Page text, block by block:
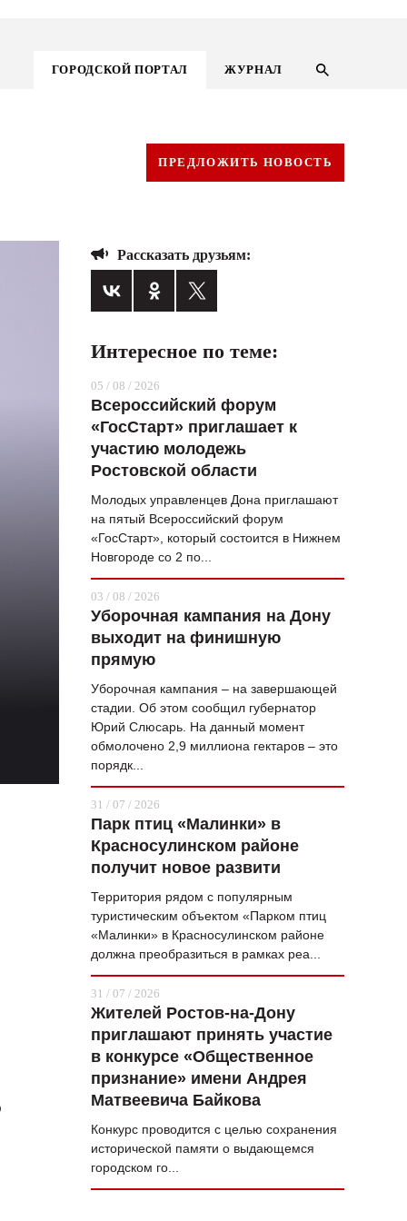
ГОРОДСКОЙ ПОРТАЛ ЖУРНАЛ
ГОРОДСКОЙ ПОРТАЛ
ВОПРОС НЕДЕЛИ
ТАМ И ТУТ
СТИЛЬ ЖИЗНИ
КУЛЬТ ЕДЫ
ЖУРНАЛ
ПРЕДЛОЖИТЬ НОВОСТЬ
Рассказать друзьям:
Интересное по теме:
05 / 08 / 2026
Всероссийский форум
«ГосСтарт» приглашает к
участию молодежь
Ростовской области
Молодых управленцев Дона приглашают
на пятый Всероссийский форум
«ГосСтарт», который состоится в Нижнем
Новгороде со 2 по...
03 / 08 / 2026
Уборочная кампания на Дону
выходит на финишную
прямую
Уборочная кампания – на завершающей
стадии. Об этом сообщил губернатор
Юрий Слюсарь. На данный момент
обмолочено 2,9 миллиона гектаров – это
порядк...
31 / 07 / 2026
Парк птиц «Малинки» в
Красносулинском районе
получит новое развити
Территория рядом с популярным
туристическим объектом «Парком птиц
«Малинки» в Красносулинском районе
должна преобразиться в рамках реа...
31 / 07 / 2026
Жителей Ростов-на-Дону
приглашают принять участие
в конкурсе «Общественное
признание» имени Андрея
Матвеевича Байкова
Конкурс проводится с целью сохранения
исторической памяти о выдающемся
городском го...